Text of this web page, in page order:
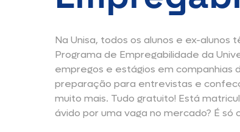
Na Unisa, todos os alunos e ex-alunos
Programa de Empregabilidade da
empregos e estágios em companhias
preparação para entrevistas e
muito mais. Tudo gratuito! Está
ávido por uma vaga no mercado? É